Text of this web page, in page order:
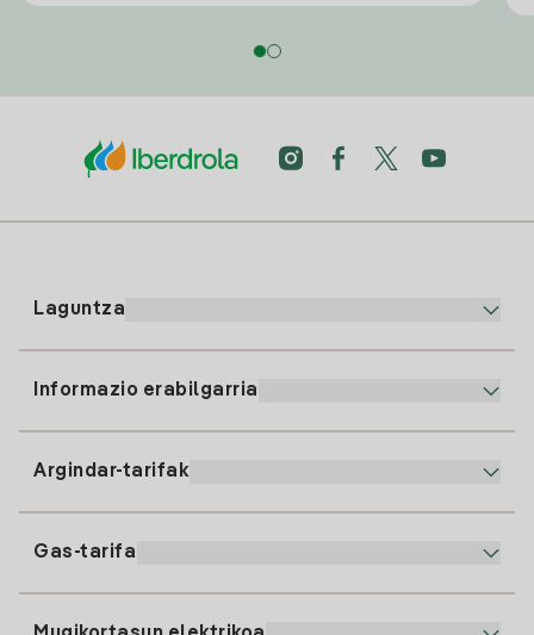
Laguntza
91 919 52 73
clientes@tuiberdrola.es
Informazio erabilgarria
Gasean alta ematea
Argindar-tarifak
Gas-tarifa